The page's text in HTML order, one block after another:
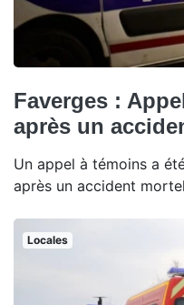
Faverges :
après un
Un appel à témoins a
après un accident
Locales